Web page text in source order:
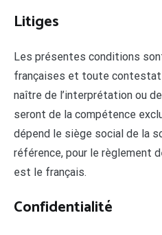
Litiges
Les présentes conditions
françaises et toute
naître de l’interprétation ou
seront de la compétence
dépend le siège social de la
référence, pour le règlement
est le français.
Confidentialité